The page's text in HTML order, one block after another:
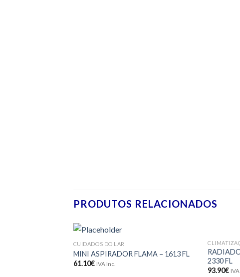
PRODUTOS RELACIONADOS
aos meus
CUIDADOS DO LAR
MINI ASPIRADOR FLAMA – 1613 FL
61.10€ IVA Inc.
2330 FL
93.90€